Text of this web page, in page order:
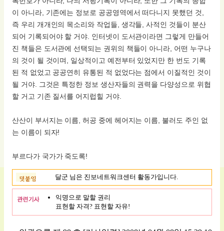
이 아니라, 기존에는 정보로 공공영역에서 떠다니지 못했던 것,
즉 우리 개개인의 목소리와 작업들, 생각들, 사적인 것들이 분산
되어 기록되어야 할 거야. 인터넷이 도서관이라면 그렇게 만들어
진 책들은 도서관에 선택되는 권위의 책들이 아니라, 어떤 누구나
의 것이 될 것이며, 일상적이고 예전부터 있었지만 한 번도 기록
된 적 없었고 공공연히 유통된 적 없었다는 점에서 이질적인 것이
될 거야. 그것은 특정한 정보 생산자들의 권력을 다양성으로 위협
할 거고 기존 질서를 어지럽힐 거야.
산산이 부서지는 이름, 허공 중에 헤어지는 이름, 불러도 주인 없
는 이름이 되자!
부르다가 국가가 죽도록!
달군 님은 진보네트워크센터 활동가입니다.
익명으로 말할 권리
표현할 자격? 표현할 자유!